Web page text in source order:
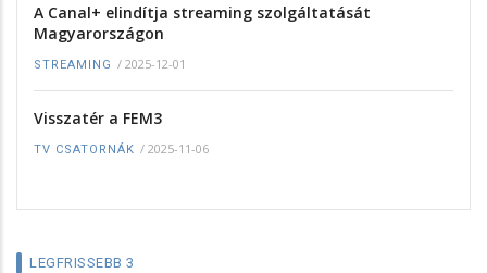
A Canal+ elindítja streaming szolgáltatását
Magyarországon
STREAMING / 2025-12-01
Visszatér a FEM3
TV CSATORNÁK / 2025-11-06
LEGFRISSEBB 3